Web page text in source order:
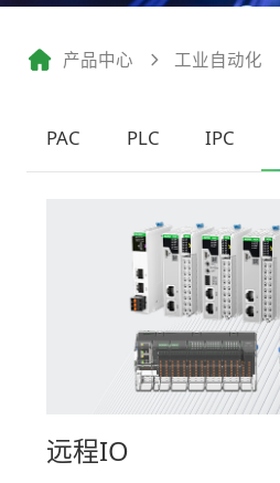
产品中心 工业自动化
PAC PLC IPC
远程IO